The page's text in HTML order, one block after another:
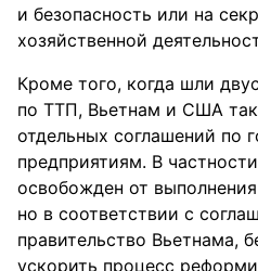
и безопасность или на
хозяйственной
Кроме того, когда шли
по ТТП, Вьетнам и США
отдельных соглашений по
предприятиям. В
освобожден от
но в соответствии с
правительство Вьетнама,
ускорить процесс